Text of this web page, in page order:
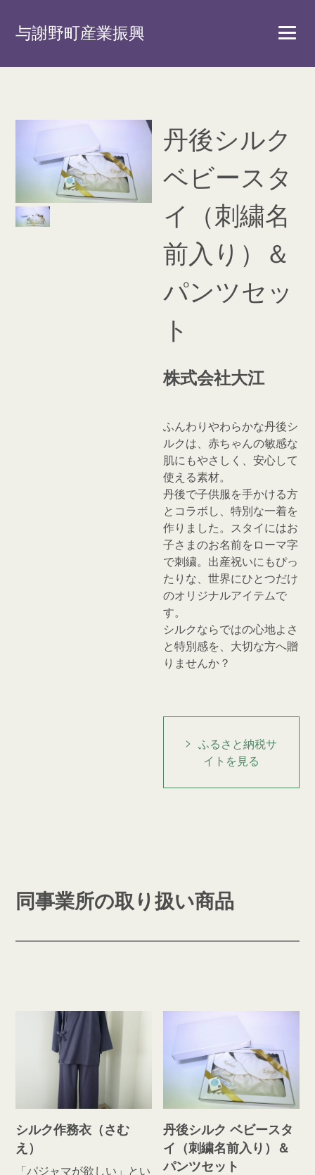
与謝野町産業振興
丹後シルク
ベビースタ
イ（刺繍名
前入り）＆
パンツセッ
ト
株式会社大江
ふんわりやわらかな丹後シ
ルクは、赤ちゃんの敏感な
肌にもやさしく、安心して
使える素材。
丹後で子供服を手かける方
とコラボし、特別な一着を
作りました。スタイにはお
子さまのお名前をローマ字
で刺繍。出産祝いにもぴっ
たりな、世界にひとつだけ
のオリジナルアイテムで
す。
シルクならではの心地よさ
と特別感を、大切な方へ贈
りませんか？
ふるさと納税サ
イトを見る
同事業所の取り扱い商品
シルク作務衣（さむ
え）
「パジャマが欲しい」とい
丹後シルク ベビースタ
イ（刺繍名前入り）＆
パンツセット